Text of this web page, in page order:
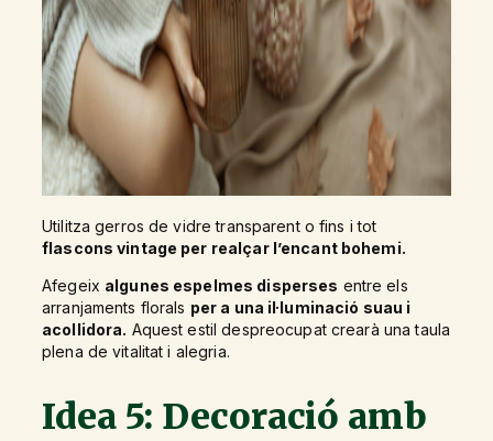
Utilitza gerros de vidre transparent o fins i tot
flascons vintage per realçar l’encant bohemi.
Afegeix algunes espelmes disperses entre els
arranjaments florals per a una il·luminació suau i
acollidora. Aquest estil despreocupat crearà una taula
plena de vitalitat i alegria.
Idea 5: Decoració amb